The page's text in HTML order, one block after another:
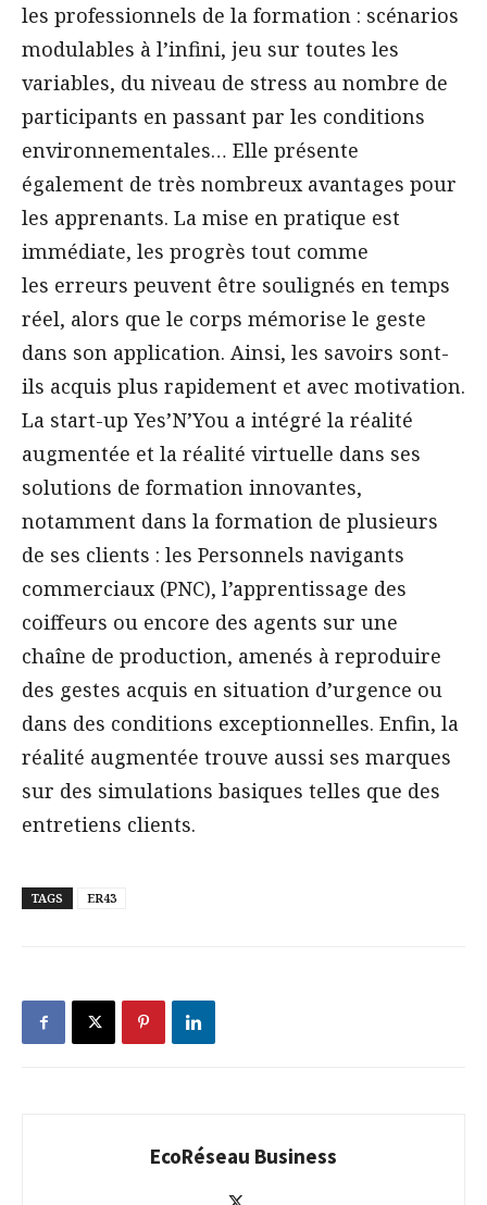
les professionnels de la formation : scénarios
modulables à l’infini, jeu sur toutes les
variables, du niveau de stress au nombre de
participants en passant par les conditions
environnementales… Elle présente
également de très nombreux avantages pour
les apprenants. La mise en pratique est
immédiate, les progrès tout comme
les erreurs peuvent être soulignés en temps
réel, alors que le corps mémorise le geste
dans son application. Ainsi, les savoirs sont-
ils acquis plus rapidement et avec motivation.
La start-up Yes’N’You a intégré la réalité
augmentée et la réalité virtuelle dans ses
solutions de formation innovantes,
notamment dans la formation de plusieurs
de ses clients : les Personnels navigants
commerciaux (PNC), l’apprentissage des
coiffeurs ou encore des agents sur une
chaîne de production, amenés à reproduire
des gestes acquis en situation d’urgence ou
dans des conditions exceptionnelles. Enfin, la
réalité augmentée trouve aussi ses marques
sur des simulations basiques telles que des
entretiens clients.
TAGS ER43
EcoRéseau Business